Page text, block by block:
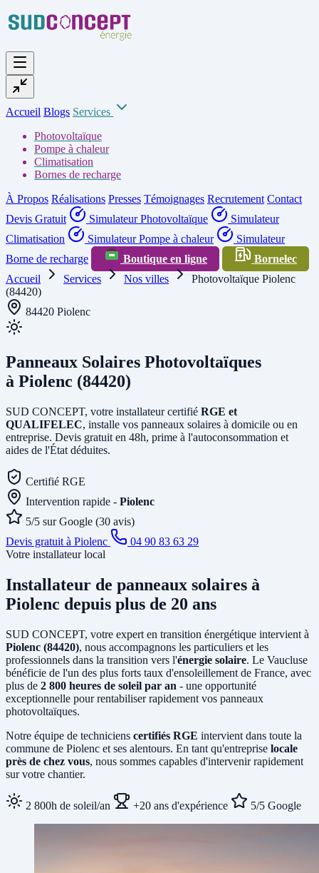
Accueil Blogs Services
Photovoltaïque
Pompe à chaleur
Climatisation
Bornes de recharge
À Propos Réalisations Presses Témoignages Recrutement Contact
Devis Gratuit
Simulateur Photovoltaïque
Simulateur
Climatisation
Simulateur Pompe à chaleur
Simulateur
Borne de recharge
Boutique en ligne
Bornelec
Accueil
Services Nos villes
Photovoltaïque Piolenc
(84420)
84420 Piolenc
Panneaux Solaires Photovoltaïques
à Piolenc (84420)
SUD CONCEPT, votre installateur certifié RGE et
QUALIFELEC, installe vos panneaux solaires à domicile ou en
entreprise. Devis gratuit en 48h, prime à l'autoconsommation et
aides de l'État déduites.
Certifié RGE
Intervention rapide - Piolenc
5/5 sur Google (30 avis)
Devis gratuit à Piolenc
04 90 83 63 29
Votre installateur local
Installateur de panneaux solaires à
Piolenc depuis plus de 20 ans
SUD CONCEPT, votre expert en transition énergétique intervient à
Piolenc (84420), nous accompagnons les particuliers et les
professionnels dans la transition vers l'énergie solaire. Le Vaucluse
bénéficie de l'un des plus forts taux d'ensoleillement de France, avec
plus de 2 800 heures de soleil par an - une opportunité
exceptionnelle pour rentabiliser rapidement vos panneaux
photovoltaïques.
Notre équipe de techniciens certifiés RGE intervient dans toute la
commune de Piolenc et ses alentours. En tant qu'entreprise locale
près de chez vous, nous sommes capables d'intervenir rapidement
sur votre chantier.
2 800h de soleil/an +20 ans d'expérience 5/5 Google